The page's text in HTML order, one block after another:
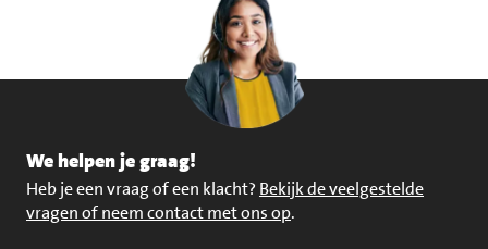
We helpen je graag!
Heb je een vraag of een klacht? Bekijk de veelgestelde
vragen of neem contact met ons op.